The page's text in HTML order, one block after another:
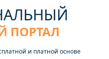
ПОРТАЛ
и платной основе